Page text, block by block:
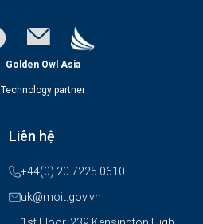
Golden Owl Asia
Technology partner
Liên hệ
+44(0) 20 7225 0610
uk@moit.gov.vn